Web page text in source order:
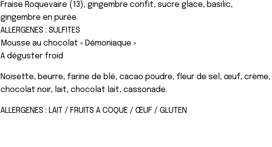
Fraise Roquevaire (13), gingembre confit, sucre glace, basilic,
gingembre en purée.
ALLERGENES : SULFITES
Mousse au chocolat « Démoniaque »
A déguster froid
Noisette, beurre, farine de blé, cacao poudre, fleur de sel, œuf, crème,
chocolat noir, lait, chocolat lait, cassonade.
ALLERGENES : LAIT / FRUITS A COQUE / ŒUF / GLUTEN